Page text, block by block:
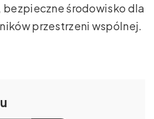
środowisko dla
przestrzeni wspólnej.